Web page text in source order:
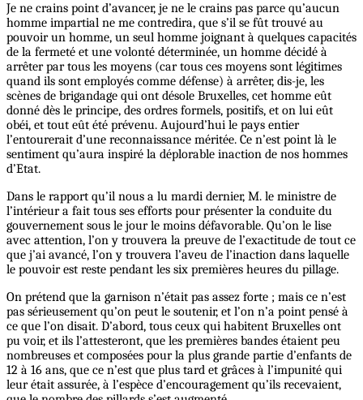
Je ne crains point d’avancer, je ne le crains pas parce qu’aucun
homme impartial ne me contredira, que s’il se fût trouvé au
pouvoir un homme, un seul homme joignant à quelques capacités
de la fermeté et une volonté déterminée, un homme décidé à
arrêter par tous les moyens (car tous ces moyens sont légitimes
quand ils sont employés comme défense) à arrêter, dis-je, les
scènes de brigandage qui ont désole Bruxelles, cet homme eût
donné dès le principe, des ordres formels, positifs, et on lui eût
obéi, et tout eût été prévenu. Aujourd’hui le pays entier
l’entourerait d’une reconnaissance méritée. Ce n’est point là le
sentiment qu’aura inspiré la déplorable inaction de nos hommes
d’Etat.
Dans le rapport qu’il nous a lu mardi dernier, M. le ministre de
l’intérieur a fait tous ses efforts pour présenter la conduite du
gouvernement sous le jour le moins défavorable. Qu’on le lise
avec attention, l’on y trouvera la preuve de l’exactitude de tout ce
que j’ai avancé, l’on y trouvera l’aveu de l’inaction dans laquelle
le pouvoir est reste pendant les six premières heures du pillage.
On prétend que la garnison n’était pas assez forte ; mais ce n’est
pas sérieusement qu’on peut le soutenir, et l’on n’a point pensé à
ce que l’on disait. D’abord, tous ceux qui habitent Bruxelles ont
pu voir, et ils l’attesteront, que les premières bandes étaient peu
nombreuses et composées pour la plus grande partie d’enfants de
12 à 16 ans, que ce n’est que plus tard et grâces à l’impunité qui
leur était assurée, à l’espèce d’encouragement qu’ils recevaient,